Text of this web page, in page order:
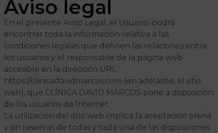
Aviso legal
En el presente Aviso Legal, el Usuario, podrá
encontrar toda la información relativa a las
condiciones legales que definen las relaciones entre
los usuarios y el responsable de la página web
accesible en la dirección URL
https://clinicadavidmarcos.com (en adelante, el sitio
web), que CLÍNICA DAVID MARCOS pone a disposición
de los usuarios de Internet.
La utilización del sitio web implica la aceptación plena
y sin reservas de todas y cada una de las disposiciones